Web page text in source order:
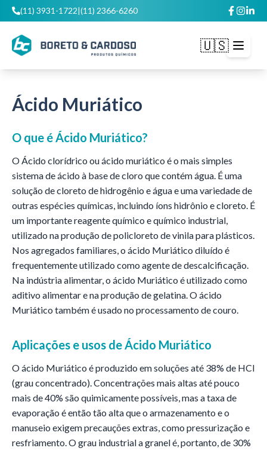
(11) 3931-1722|(11) 2366-6260
🇺🇸 Open
Ácido Muriático
O que éÁcido Muriático?
O Ácido clorídrico ou ácido muriático é o mais simples
sistema de ácido à base de cloro que contém água. É uma
solução de cloreto de hidrogênio e água e uma variedade de
outras espécies químicas, incluindo íons hidrônio e cloreto. É
um importante reagente químico e químico industrial,
utilizado na produção de policloreto de vinila para plásticos.
Nos agregados familiares, o ácido Muriático diluído é
frequentemente utilizado como agente de descalcificação.
Na indústria alimentar, o ácido Muriático é utilizado como
aditivo alimentar e na produção de gelatina. O ácido
Muriático também é usado no processamento de couro.
Aplicações e usos deÁcido Muriático
O ácido Muriático é produzido em soluções até 38% de HCl
(grau concentrado). Concentrações mais altas até pouco
mais de 40% são quimicamente possíveis, mas a taxa de
evaporação é então tão alta que o armazenamento e o
manuseio exigem precauções extras, como pressurização e
resfriamento. O grau industrial a granel é, portanto, de 30%